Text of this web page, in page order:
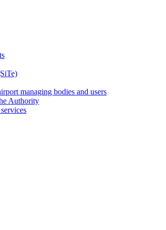
managing bodies and users
Authority